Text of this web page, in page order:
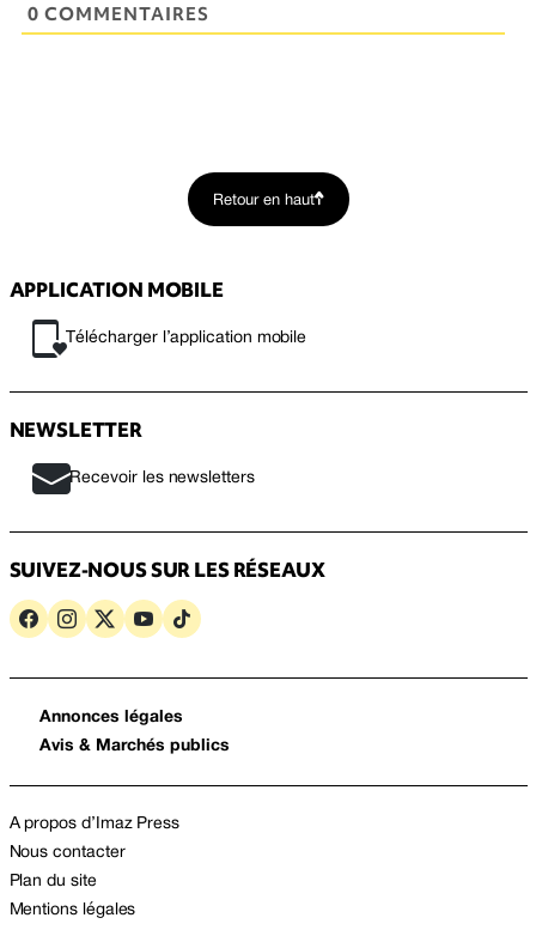
0 COMMENTAIRES
Retour en haut
APPLICATION MOBILE
Télécharger l’application mobile
NEWSLETTER
Recevoir les newsletters
SUIVEZ-NOUS SUR LES RÉSEAUX
Annonces légales
Avis & Marchés publics
A propos d’Imaz Press
Nous contacter
Plan du site
Mentions légales